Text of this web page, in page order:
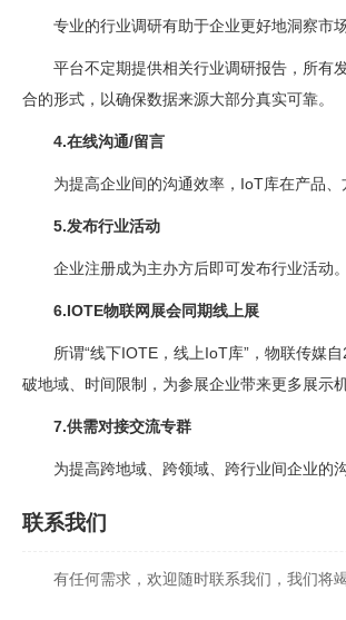
专业的行业调研有助于企业更好地洞察市
平台不定期提供相关行业调研报告，所有
合的形式，以确保数据来源大部分真实可靠。
4.在线沟通/留言
为提高企业间的沟通效率，IoT库在产品
5.发布行业活动
企业注册成为主办方后即可发布行业活动。
6.IOTE物联网展会同期线上展
所谓“线下IOTE，线上IoT库”，物联传媒
破地域、时间限制，为参展企业带来更多展示
7.供需对接交流专群
为提高跨地域、跨领域、跨行业间企业的
联系我们
有任何需求，欢迎随时联系我们，我们将